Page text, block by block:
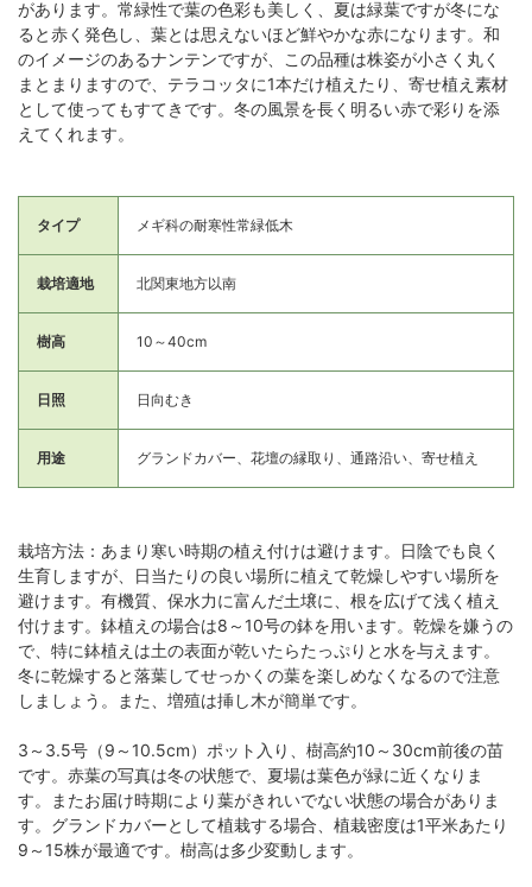
があります。常緑性で葉の色彩も美しく、夏は緑葉ですが冬にな
ると赤く発色し、葉とは思えないほど鮮やかな赤になります。和
のイメージのあるナンテンですが、この品種は株姿が小さく丸く
まとまりますので、テラコッタに1本だけ植えたり、寄せ植え素材
として使ってもすてきです。冬の風景を長く明るい赤で彩りを添
えてくれます。
タイプ メギ科の耐寒性常緑低木
栽培適地 北関東地方以南
樹高 10～40cm
日照 日向むき
用途 グランドカバー、花壇の縁取り、通路沿い、寄せ植え
栽培方法：あまり寒い時期の植え付けは避けます。日陰でも良く
生育しますが、日当たりの良い場所に植えて乾燥しやすい場所を
避けます。有機質、保水力に富んだ土壌に、根を広げて浅く植え
付けます。鉢植えの場合は8～10号の鉢を用います。乾燥を嫌うの
で、特に鉢植えは土の表面が乾いたらたっぷりと水を与えます。
冬に乾燥すると落葉してせっかくの葉を楽しめなくなるので注意
しましょう。また、増殖は挿し木が簡単です。
3～3.5号（9～10.5cm）ポット入り、樹高約10～30cm前後の苗
です。赤葉の写真は冬の状態で、夏場は葉色が緑に近くなりま
す。またお届け時期により葉がきれいでない状態の場合がありま
す。グランドカバーとして植栽する場合、植栽密度は1平米あたり
9～15株が最適です。樹高は多少変動します。